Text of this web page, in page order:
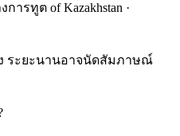
รทูต of Kazakhstan ·
ระยะนานอาจนัดสัมภาษณ์